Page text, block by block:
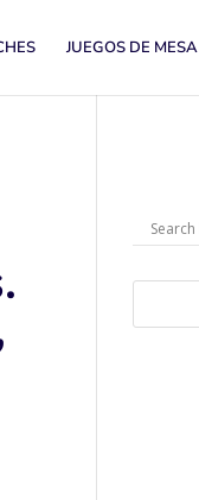
JUEGOS DE MESA